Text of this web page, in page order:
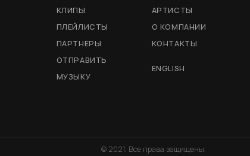
КЛИПЫ
АРТИСТЫ
ПЛЕЙЛИСТЫ
О КОМПАНИИ
ПАРТНЕРЫ
КОНТАКТЫ
ОТПРАВИТЬ
МУЗЫКУ
ENGLISH
© 2021. Все права защищены.